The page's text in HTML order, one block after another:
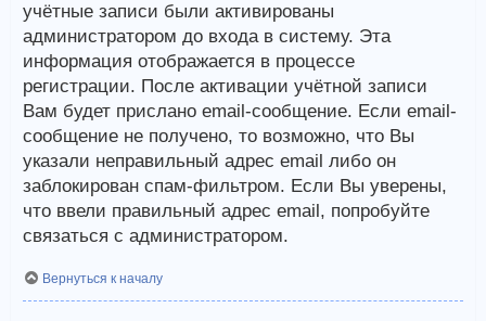
учётные записи были активированы
администратором до входа в систему. Эта
информация отображается в процессе
регистрации. После активации учётной записи
Вам будет прислано email-сообщение. Если email-
сообщение не получено, то возможно, что Вы
указали неправильный адрес email либо он
заблокирован спам-фильтром. Если Вы уверены,
что ввели правильный адрес email, попробуйте
связаться с администратором.
Вернуться к началу